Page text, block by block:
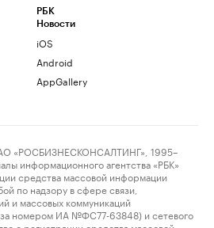
РБК
Новости
iOS
Android
AppGallery
«РОСБИЗНЕСКОНСАЛТИНГ», 1995–
информационного агентства «РБК»
средства массовой информации
по надзору в сфере связи,
и массовых коммуникаций
номером ИА №ФС77-63848) и сетевого